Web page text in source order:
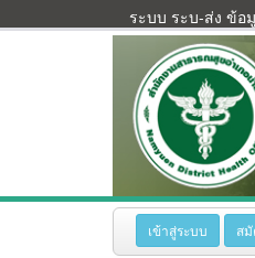
ระบบ ระบ-ส่ง ข้
เข้าสู่ระบบ ส